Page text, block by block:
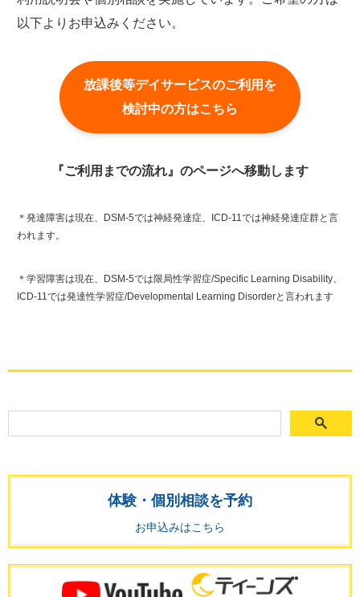
以下よりお申込みください。
放課後等デイサービスのご利用を
検討中の方はこちら
『ご利用までの流れ』のページへ移動します
＊発達障害は現在、DSM-5では神経発達症、ICD-11では神経発達症群と言
われます。
＊学習障害は現在、DSM-5では限局性学習症/Specific Learning Disability、
ICD-11では発達性学習症/Developmental Learning Disorderと言われます
体験・個別相談を予約
お申込みはこちら